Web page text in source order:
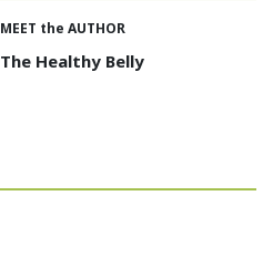
MEET the AUTHOR
The Healthy Belly